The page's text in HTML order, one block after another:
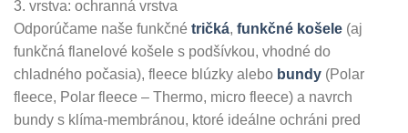
3. vrstva: ochranná vrstva
Odporúčame naše funkčné tričká, funkčné košele (aj
funkčná flanelové košele s podšívkou, vhodné do
chladného počasia), fleece blúzky alebo bundy (Polar
fleece, Polar fleece – Thermo, micro fleece) a navrch
bundy s klíma-membránou, ktoré ideálne ochráni pred